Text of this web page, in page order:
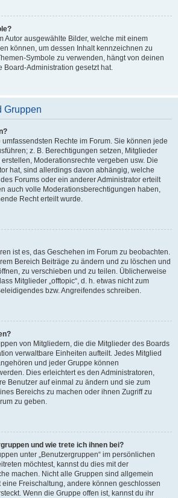
Autor ausgewählte Bilder, welche mit einem
können, um dessen Inhalt kennzeichnen zu
Symbole zu verwenden, hängt von deinen
Board-Administration gesetzt hat.
Gruppen
Rechte im Forum. Sie können jede
z. B. Berechtigungen setzen, Mitglieder
Moderationsrechte vergeben usw. Die
hat, sind allerdings davon abhängig, welche
Forums oder ein anderer Administrator erteilt
auch volle Moderationsberechtigungen haben,
Recht erteilt wurde.
ist es, das Geschehen im Forum zu beobachten.
Bereich Beiträge zu ändern und zu löschen und
zu verschieben und zu teilen. Üblicherweise
Mitglieder „offtopic“, d. h. etwas nicht zum
bzw. Angreifendes schreiben.
von Mitgliedern, die die Mitglieder des Boards
verwaltbare Einheiten aufteilt. Jedes Mitglied
und jeder Gruppe können
Dies erleichtert es den Administratoren,
Benutzer auf einmal zu ändern und sie zum
Bereichs zu machen oder ihnen Zugriff zu
zu geben.
und wie trete ich ihnen bei?
unter „Benutzergruppen“ im persönlichen
möchtest, kannst du dies mit der
machen. Nicht alle Gruppen sind allgemein
Freischaltung, andere können geschlossen
Wenn die Gruppe offen ist, kannst du ihr